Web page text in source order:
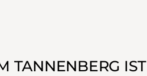
TANNENBERG IST